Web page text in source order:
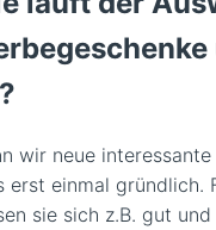
wir neue
erst einmal gründlich.
sie sich z.B. gut